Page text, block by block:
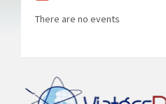
There are no events